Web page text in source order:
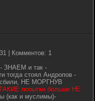
| Комментов: 1
ЗНАЕМ и так -
стоял Андропов -
сбили, НЕ МОРГНУВ
ТАКИЕ попытки больше НЕ
(как и муслимы)-